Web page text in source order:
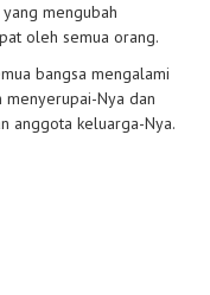
mengubah
oleh semua orang.
bangsa mengalami
menyerupai-Nya dan
anggota keluarga-Nya.